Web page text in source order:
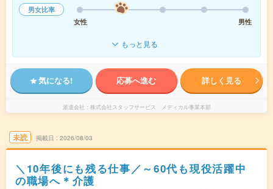
男女比率
女性
男性
もっと見る
気になる! 応募へ進む 詳しく見る
派遣会社 株式会社スタッフサービス メディカル事業本部
未読 掲載日 2026/08/03
＼10年後にも残る仕事／～60代も現役活躍中
の職場へ＊介護